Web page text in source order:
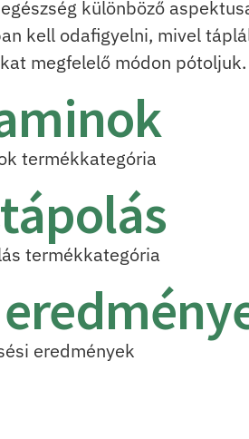
különböző
kell odafigyelni, mivel
megfelelő módon pótoljuk.
termékkategória
termékkategória
eredmények